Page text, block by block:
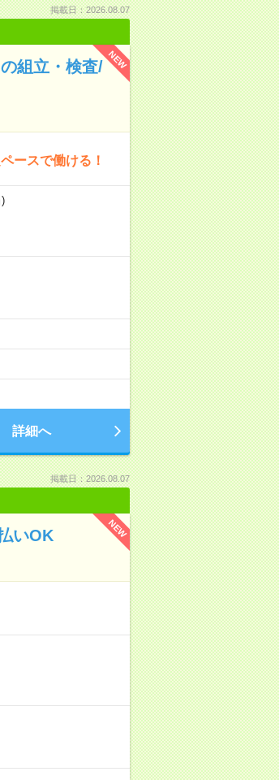
掲載日：2026.08.07
NEW
組立・検査/
ースで働ける！
詳細へ
掲載日：2026.08.07
NEW
いOK